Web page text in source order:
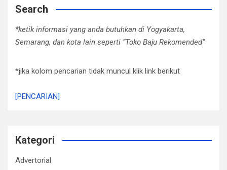
Search
*ketik informasi yang anda butuhkan di Yogyakarta,
Semarang, dan kota lain seperti “Toko Baju Rekomended”
*jika kolom pencarian tidak muncul klik link berikut
[PENCARIAN]
Kategori
Advertorial